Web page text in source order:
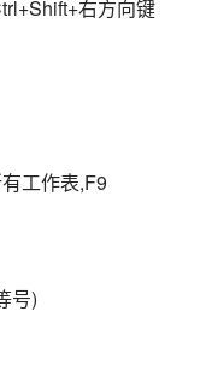
右方向键
工作表,F9
号)